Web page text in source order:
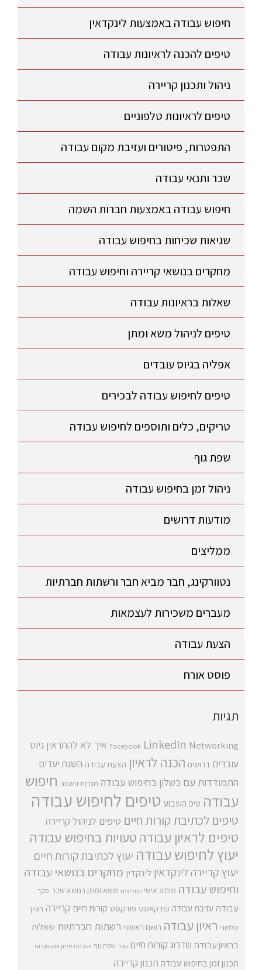
חיפוש עבודה באמצעות לינקדאין
טיפים להכנה לראיונות עבודה
ניהול ותכנון קריירה
טיפים לראיונות טלפוניים
התפטרות, פיטורים ועזיבת מקום עבודה
שכר ותנאי עבודה
חיפוש עבודה באמצעות חברות השמה
שגיאות שכיחות בחיפוש עבודה
מחקרים בנושאי קריירה וחיפוש עבודה
שאלות בראיונות עבודה
טיפים לניהול משא ומתן
אפליה בגיוס עובדים
טיפים לחיפוש עבודה לבכירים
טריקים, כלים ותוספים לחיפוש עבודה
שפת גוף
ניהול זמן בחיפוש עבודה
מודעות דרושים
ממליצים
נטוורקינג, חבר מביא חבר ורשתות חברתיות
מעברים משכירות לעצמאות
הצעת עבודה
פוסט אורח
תגיות
Facebook LinkedIn Networking איך לא להתראין גיוס
עובדים דרושים הכנה לראיון הצעת עבודה השגת יעדים
התמודדות עם כשלון בחיפוש עבודה חברות השמה חיפוש
עבודה טיפ השבוע טיפים לחיפוש עבודה
טיפים לכתיבת קורות חיים טיפים לניהול קריירה
טיפים לראיון עבודהטעויות בחיפוש עבודה
יעוץ לחיפוש עבודה יעוץ לכתיבת קורות חיים
יעוץ קריירה לינקדאין לינקדין מחקרים בנושאי עבודה
וחיפוש עבודה מיתוג אישי ממליצים משא ומתן בנושא שכר סקר
עבודה עזיבת עבודה פודקאסט פודקסט קורות חיים קריירה ראיון
טלפוני ראיון עבודה רושם ראשוני רשתות חברתיות שאלות
בראיון עבודה שדרוג קורות חיים שכר שפת גוף תוכנות סינון אוטומטיות
תכנון זמן בחיפוש עבודה תכנון קריירה